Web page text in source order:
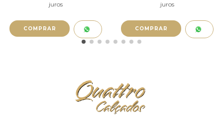
juros
COMPRAR
juros
COMPRAR